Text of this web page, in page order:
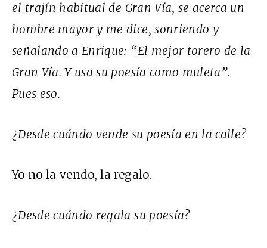
el trajín habitual de Gran Vía, se acerca un
hombre mayor y me dice, sonriendo y
señalando a Enrique: “El mejor torero de la
Gran Vía. Y usa su poesía como muleta”.
Pues eso.
¿Desde cuándo vende su poesía en la calle?
Yo no la vendo, la regalo.
¿Desde cuándo regala su poesía?